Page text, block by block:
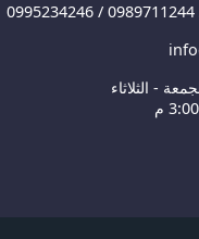
0995234246 /
- الثلاثاء